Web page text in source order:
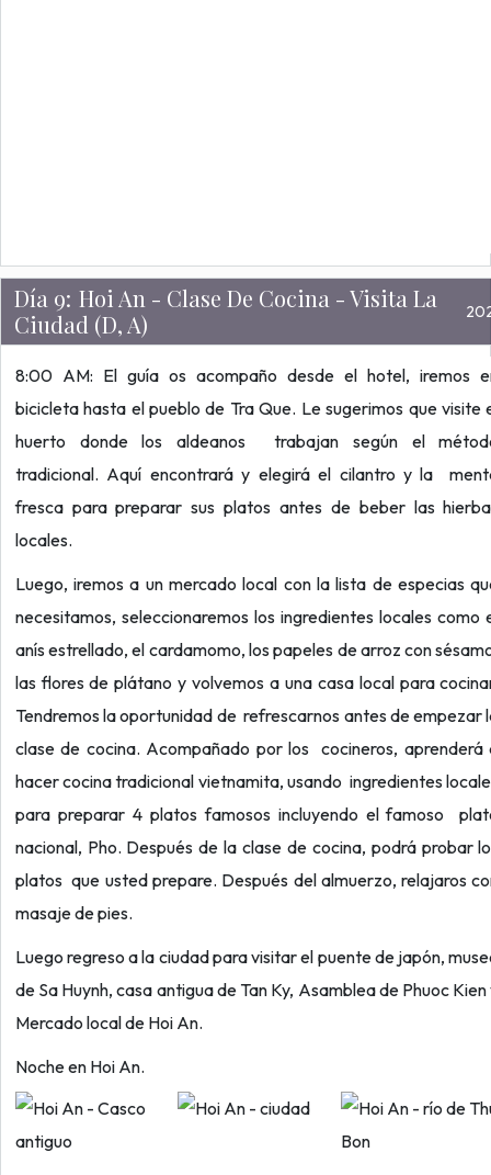
Día 9: Hoi An - Clase De Cocina - Visita La
Ciudad (D, A)
8:00 AM: El guía os acompaño desde el hotel, iremos
bicicleta hasta el pueblo de Tra Que. Le sugerimos que visite
huerto donde los aldeanos trabajan según el
tradicional. Aquí encontrará y elegirá el cilantro y la
fresca para preparar sus platos antes de beber las
locales.
Luego, iremos a un mercado local con la lista de especias
necesitamos, seleccionaremos los ingredientes locales como
anís estrellado, el cardamomo, los papeles de arroz con
las flores de plátano y volvemos a una casa local para
Tendremos la oportunidad de refrescarnos antes de empezar
clase de cocina. Acompañado por los cocineros, aprenderá
hacer cocina tradicional vietnamita, usando ingredientes
para preparar 4 platos famosos incluyendo el famoso
nacional, Pho. Después de la clase de cocina, podrá probar
platos que usted prepare. Después del almuerzo, relajaros
masaje de pies.
Luego regreso a la ciudad para visitar el puente de japón,
de Sa Huynh, casa antigua de Tan Ky, Asamblea de Phuoc Kien
Mercado local de Hoi An.
Noche en Hoi An.